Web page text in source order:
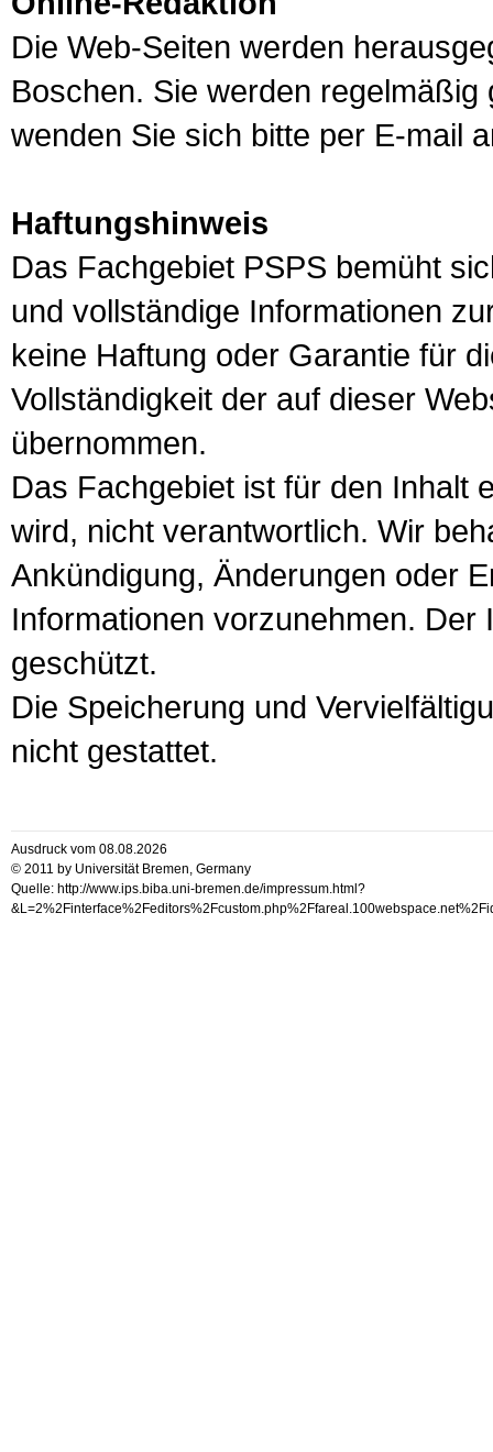
Die Web-Seiten werden
Boschen. Sie werden
wenden Sie sich bitte per E-mail
Haftungshinweis
Das Fachgebiet PSPS bemüht
und vollständige Informationen
keine Haftung oder Garantie für
Vollständigkeit der auf dieser
übernommen.
Das Fachgebiet ist für den Inhalt
wird, nicht verantwortlich. Wir
Ankündigung, Änderungen oder
Informationen vorzunehmen.
geschützt.
Die Speicherung und
nicht gestattet.
Ausdruck vom 08.08.2026
© 2011 by Universität Bremen, Germany
Quelle: http://www.ips.biba.uni-bremen.de/impressum.html?